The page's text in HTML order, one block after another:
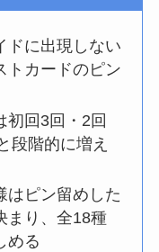
ドに出現しない
トカードのピン
初回3回・2回
段階的に増え
はピン留めした
まり、全18種
める